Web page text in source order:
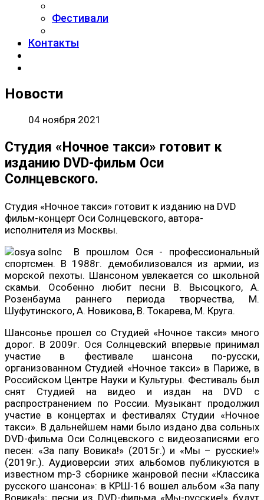
Фестивали
Контакты
Новости
04 ноября 2021
Студия «Ночное такси» готовит к
изданию DVD-фильм Оси
Солнцевского.
Студия «Ночное такси» готовит к изданию на DVD
фильм-концерт Оси Солнцевского, автора-
исполнителя из Москвы.
В прошлом Ося - профессиональный
спортсмен. В 1988г. демобилизовался из армии, из
морской пехоты. Шансоном увлекается со школьной
скамьи. Особенно любит песни В. Высоцкого, А.
Розенбаума раннего периода творчества, М.
Шуфутинского, А. Новикова, В. Токарева, М. Круга.
Шансонье прошел со Студией «Ночное такси» много
дорог. В 2009г. Ося Солнцевский впервые принимал
участие в фестивале шансона по-русски,
организованном Студией «Ночное такси» в Париже, в
Российском Центре Науки и Культуры. Фестиваль был
снят Студией на видео и издан на DVD с
распространением по России. Музыкант продолжил
участие в концертах и фестивалях Студии «Ночное
такси». В дальнейшем нами было издано два сольных
DVD-фильма Оси Солнцевского c видеозаписями его
песен: «За папу Вовика!» (2015г.) и «Мы – русские!»
(2019г.). Аудиоверсии этих альбомов публикуются в
известном mp-3 сборнике жанровой песни «Классика
русского шансона»: в КРШ-16 вошел альбом «За папу
Вовика!»; песни из DVD-фильма «Мы-русские!» будут